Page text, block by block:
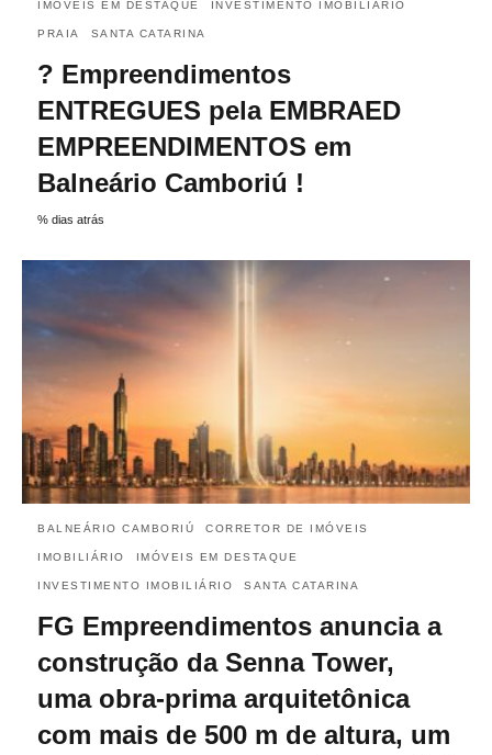
IMÓVEIS EM DESTAQUE INVESTIMENTO IMOBILIÁRIO
PRAIA SANTA CATARINA
? Empreendimentos
ENTREGUES pela EMBRAED
EMPREENDIMENTOS em
Balneário Camboriú !
% dias atrás
BALNEÁRIO CAMBORIÚ CORRETOR DE IMÓVEIS
IMOBILIÁRIO IMÓVEIS EM DESTAQUE
INVESTIMENTO IMOBILIÁRIO SANTA CATARINA
FG Empreendimentos anuncia a
construção da Senna Tower,
uma obra-prima arquitetônica
com mais de 500 m de altura, um